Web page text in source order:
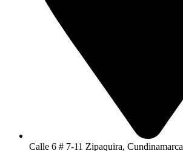
Calle 6 # 7-11 Zipaquira, Cundinamarca